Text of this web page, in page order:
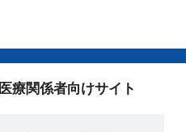
療関係者向けサイト